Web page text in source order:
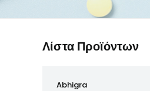
Λίστα Προϊόντων
Abhigra